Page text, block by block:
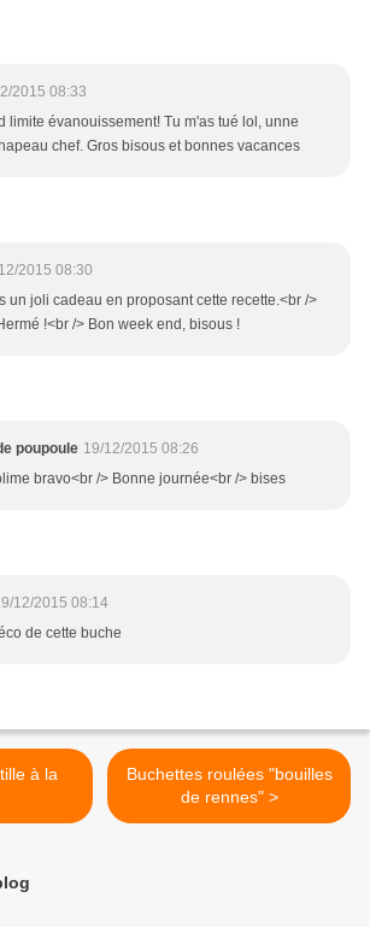
2015 08:33
limite évanouissement! Tu m'as tué lol, unne
chef. Gros bisous et bonnes vacances
2015 08:30
un joli cadeau en proposant cette recette.<br />
!<br /> Bon week end, bisous !
poupoule 19/12/2015 08:26
bravo<br /> Bonne journée<br /> bises
12/2015 08:14
de cette buche
Buchettes roulées "bouilles
de rennes" >